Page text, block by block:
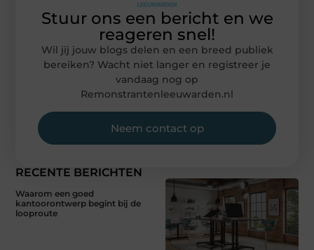
RECENTE BERICHTEN
Waarom een goed
kantoorontwerp begint bij de
looproute
Stuur ons een bericht en we
reageren snel!
Wil jij jouw blogs delen en een breed publiek
bereiken? Wacht niet langer en registreer je
vandaag nog op
Remonstrantenleeuwarden.nl
Neem contact op